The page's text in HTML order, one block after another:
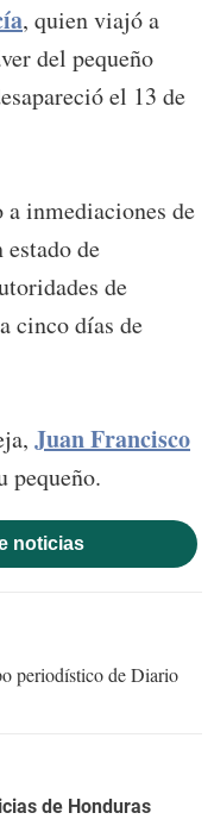
, quien viajó a
del pequeño
el 13 de
inmediaciones de
de
de
cinco días de
Juan Francisco
pequeño.
noticias
periodístico de Diario
de Honduras